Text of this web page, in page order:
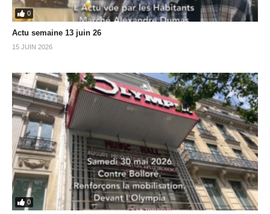
0
Actu semaine 13 juin 26
15 JUIN 2026
0